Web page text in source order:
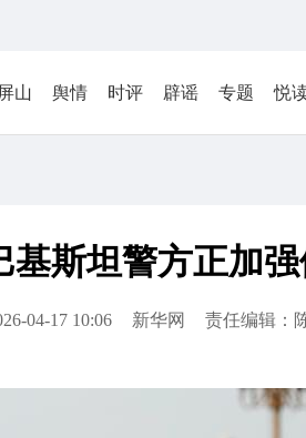
山 舆情 时评 辟谣 专题 悦
基斯坦警方正加
04-17 10:06 新华网 责任编辑：